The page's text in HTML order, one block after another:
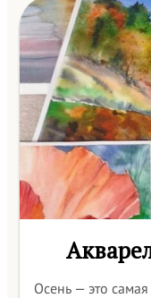
Осень — это